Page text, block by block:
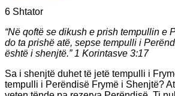
6 Shtator
“Në qoftë se dikush e prish tempullin e
do ta prishë atë, sepse tempulli i
është i shenjtë.” 1 Korintasve 3:17
Sa i shenjtë duhet të jetë tempulli i
tempulli i Perëndisë Frymë i Shenjtë?